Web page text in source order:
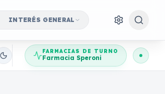
INTERÉS GENERAL
FARMACIAS DE TURNO
Farmacia Speroni